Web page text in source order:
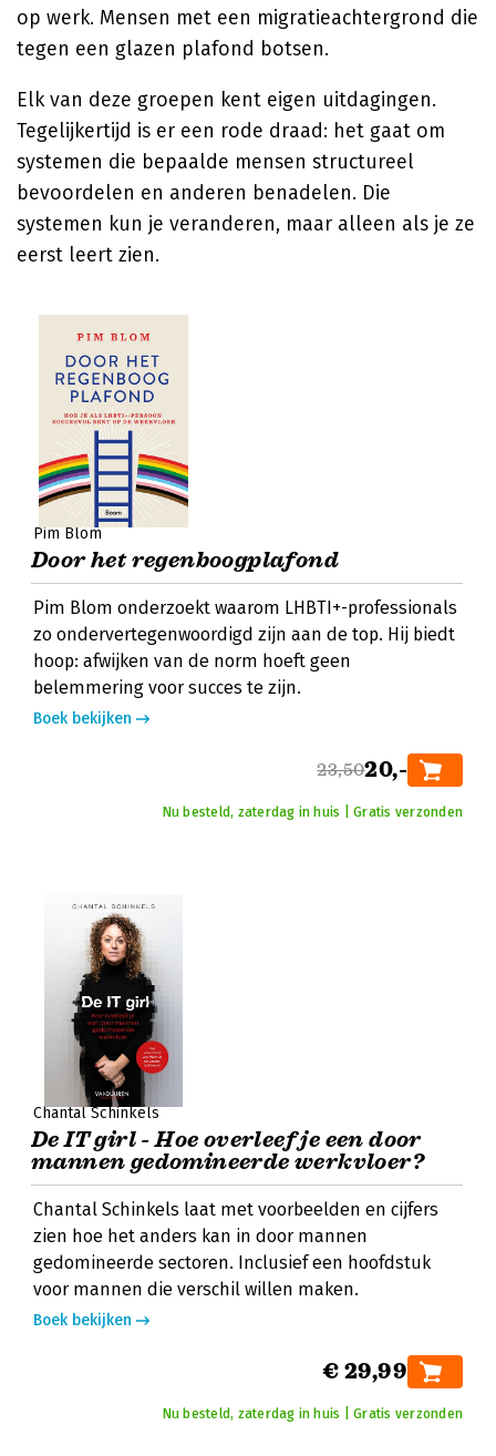
op werk. Mensen met een migratieachtergrond die
tegen een glazen plafond botsen.
Elk van deze groepen kent eigen uitdagingen.
Tegelijkertijd is er een rode draad: het gaat om
systemen die bepaalde mensen structureel
bevoordelen en anderen benadelen. Die
systemen kun je veranderen, maar alleen als je ze
eerst leert zien.
Pim Blom
Door het regenboogplafond
Pim Blom onderzoekt waarom LHBTI+-professionals
zo ondervertegenwoordigd zijn aan de top. Hij biedt
hoop: afwijken van de norm hoeft geen
belemmering voor succes te zijn.
Boek bekijken
23,5020,-
Nu besteld, zaterdag in huis | Gratis verzonden
Chantal Schinkels
De IT girl - Hoe overleef je een door
mannen gedomineerde werkvloer?
Chantal Schinkels laat met voorbeelden en cijfers
zien hoe het anders kan in door mannen
gedomineerde sectoren. Inclusief een hoofdstuk
voor mannen die verschil willen maken.
Boek bekijken
€ 29,99
Nu besteld, zaterdag in huis | Gratis verzonden